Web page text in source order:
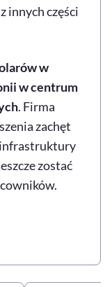
innych części
w
w centrum
. Firma
zachęt
zostać